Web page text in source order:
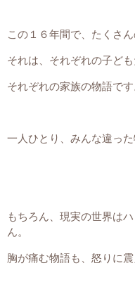
この１６年間で、たくさ
それは、それぞれの子ども
それぞれの家族の物語です
一人ひとり、みんな違った
もちろん、現実の世界は
ん。
胸が痛む物語も、怒りに震